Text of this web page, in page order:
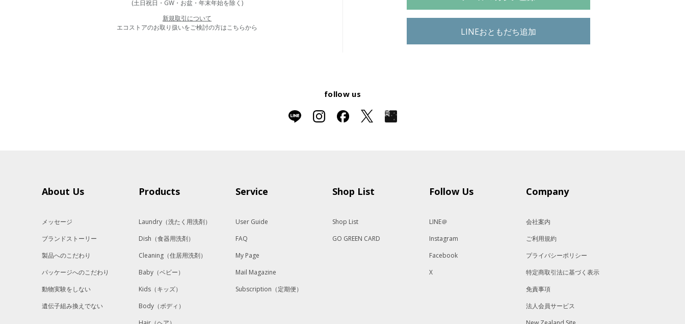
(土日祝日・GW・お盆・年末年始を除く)
新規取引について
エコストアのお取り扱いをご検討の方はこちらから
LINEおともだち追加
follow us
About Us
メッセージ
ブランドストーリー
製品へのこだわり
パッケージへのこだわり
動物実験をしない
遺伝子組み換えでない
Products
Laundry （洗たく用洗剤）
Dish （食器用洗剤）
Cleaning （住居用洗剤）
Baby （ベビー）
Kids （キッズ）
Body （ボディ）
Service
User Guide
FAQ
My Page
Mail Magazine
Subscription（定期便）
Shop List
Shop List
GO GREEN CARD
Follow Us
LINE＠
Instagram
Facebook
X
Company
会社案内
ご利用規約
プライバシーポリシー
特定商取引法に基づく表示
免責事項
法人会員サービス